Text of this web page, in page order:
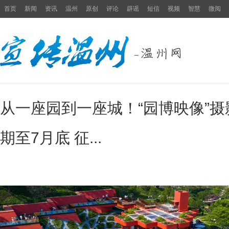
首页 新闻 资讯 温州 原创 评论 辟谣 短信 视频 智慧 微阅
从一座园到一座城！“园博映像”
期至7月底 征...